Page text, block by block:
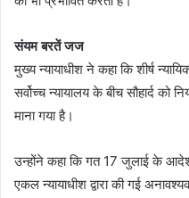
संयम बरतें जज
मुख्य न्यायाधीश ने कहा कि शीर्ष
सर्वोच्च न्यायालय के बीच सौहार्द को
माना गया है।
उन्होंने कहा कि गत 17 जुलाई के
एकल न्यायाधीश द्वारा की गई